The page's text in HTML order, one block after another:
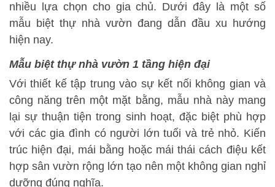
nhiều lựa chọn cho gia chủ. Dưới đây là một số
mẫu biệt thự nhà vườn đang dẫn đầu xu hướng
hiện nay.
Mẫu biệt thự nhà vườn 1 tầng hiện đại
Với thiết kế tập trung vào sự kết nối không gian và
công năng trên một mặt bằng, mẫu nhà này mang
lại sự thuận tiện trong sinh hoạt, đặc biệt phù hợp
với các gia đình có người lớn tuổi và trẻ nhỏ. Kiến
trúc hiện đại, mái bằng hoặc mái thái cách điệu kết
hợp sân vườn rộng lớn tạo nên một không gian nghỉ
dưỡng đúng nghĩa.